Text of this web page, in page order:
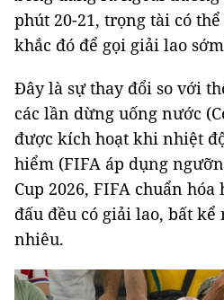
phút 20-21, trọng tài có
khắc đó để gọi giải lao
Đây là sự thay đổi so với
các lần dừng uống nước
được kích hoạt khi nhiệt
hiểm (FIFA áp dụng
Cup 2026, FIFA chuẩn
đấu đều có giải lao, bất
nhiêu.